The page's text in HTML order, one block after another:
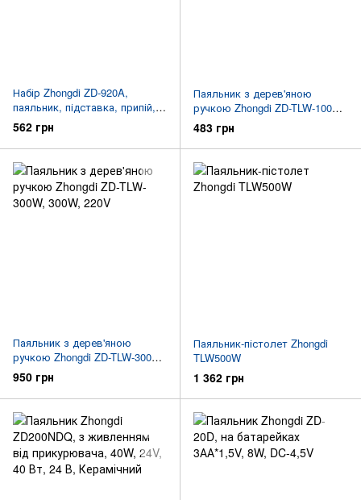
Набір Zhongdi ZD-920A,
паяльник, підставка, припій,
наконечник, в блістері
562 грн
Паяльник з дерев'яною
ручкою Zhongdi ZD-TLW-100W,
220V
483 грн
Паяльник з дерев'яною
ручкою Zhongdi ZD-TLW-300W,
300W, 220V
950 грн
Паяльник-пістолет Zhongdi
TLW500W
1 362 грн